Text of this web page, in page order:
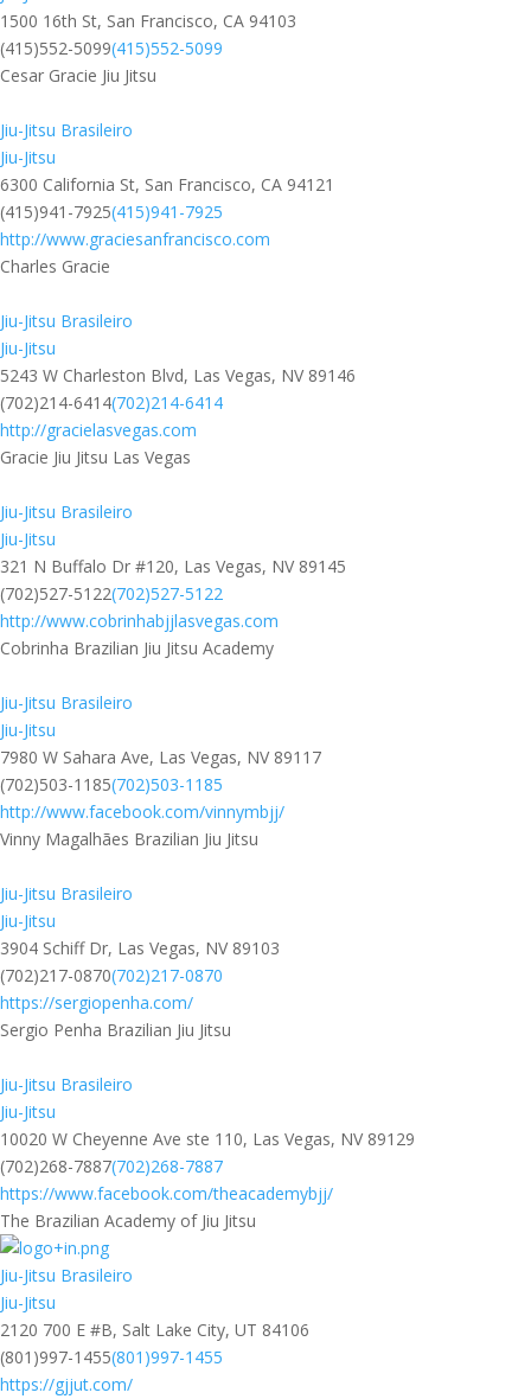
1500 16th St, San Francisco, CA 94103
(415)552-5099(415)552-5099
Cesar Gracie Jiu Jitsu
Jiu-Jitsu Brasileiro
Jiu-Jitsu
6300 California St, San Francisco, CA 94121
(415)941-7925(415)941-7925
http://www.graciesanfrancisco.com
Charles Gracie
Jiu-Jitsu Brasileiro
Jiu-Jitsu
5243 W Charleston Blvd, Las Vegas, NV 89146
(702)214-6414(702)214-6414
http://gracielasvegas.com
Gracie Jiu Jitsu Las Vegas
Jiu-Jitsu Brasileiro
Jiu-Jitsu
321 N Buffalo Dr #120, Las Vegas, NV 89145
(702)527-5122(702)527-5122
http://www.cobrinhabjjlasvegas.com
Cobrinha Brazilian Jiu Jitsu Academy
Jiu-Jitsu Brasileiro
Jiu-Jitsu
7980 W Sahara Ave, Las Vegas, NV 89117
(702)503-1185(702)503-1185
http://www.facebook.com/vinnymbjj/
Vinny Magalhães Brazilian Jiu Jitsu
Jiu-Jitsu Brasileiro
Jiu-Jitsu
3904 Schiff Dr, Las Vegas, NV 89103
(702)217-0870(702)217-0870
https://sergiopenha.com/
Sergio Penha Brazilian Jiu Jitsu
Jiu-Jitsu Brasileiro
Jiu-Jitsu
10020 W Cheyenne Ave ste 110, Las Vegas, NV 89129
(702)268-7887(702)268-7887
https://www.facebook.com/theacademybjj/
The Brazilian Academy of Jiu Jitsu
Jiu-Jitsu Brasileiro
Jiu-Jitsu
2120 700 E #B, Salt Lake City, UT 84106
(801)997-1455(801)997-1455
https://gjjut.com/